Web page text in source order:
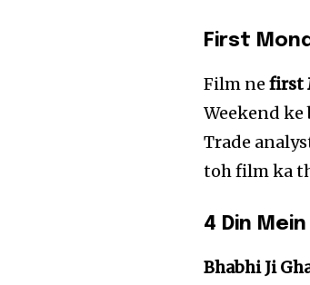
First
Film nefirst
Weekend
Trade
toh film ka
4 Din
Bhabhi Ji